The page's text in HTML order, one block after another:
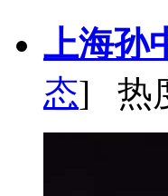
上海孙
态] 热